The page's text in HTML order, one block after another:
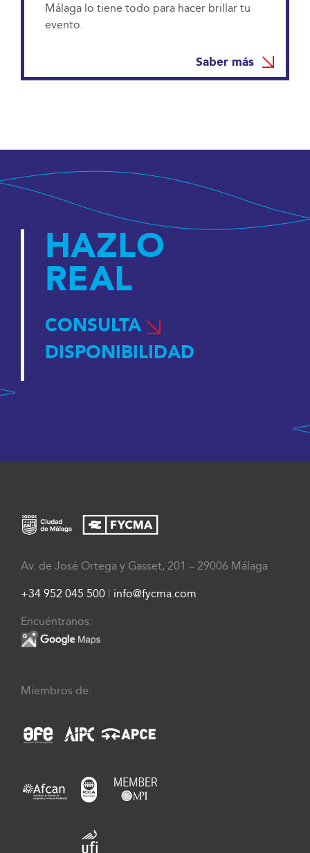
Málaga lo tiene todo para hacer brillar tu
evento.
Saber más
HAZLO
REAL
CONSULTA
DISPONIBILIDAD
Av. de José Ortega y Gasset, 201 – 29006 Málaga
+34 952 045 500 | info@fycma.com
Encuéntranos:
Miembros de: